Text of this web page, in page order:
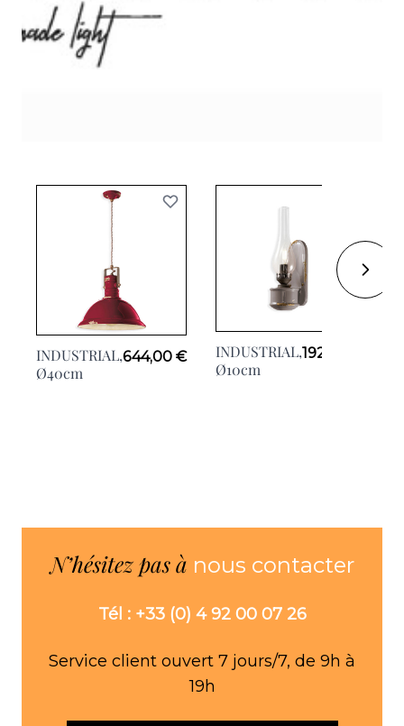
INDUSTRIAL,
Ø40cm
644,00 €
INDUSTRIAL,
Ø10cm
192,00 €
N’hésitez pas à nous contacter
Tél : +33 (0) 4 92 00 07 26
Service client ouvert 7 jours/7, de 9h à
19h